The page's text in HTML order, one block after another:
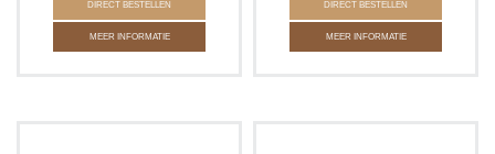
DIRECT BESTELLEN
MEER INFORMATIE
DIRECT BESTELLEN
MEER INFORMATIE